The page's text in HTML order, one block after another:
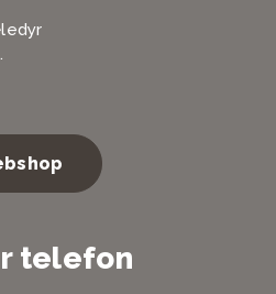
telefon